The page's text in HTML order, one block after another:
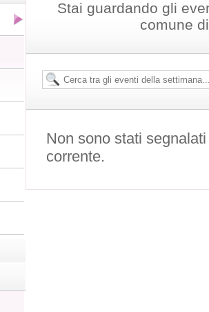
Stai guardando gli
comune
Non sono stati
corrente.